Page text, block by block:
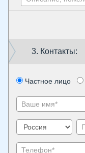
3. Контакты:
Частное лицо